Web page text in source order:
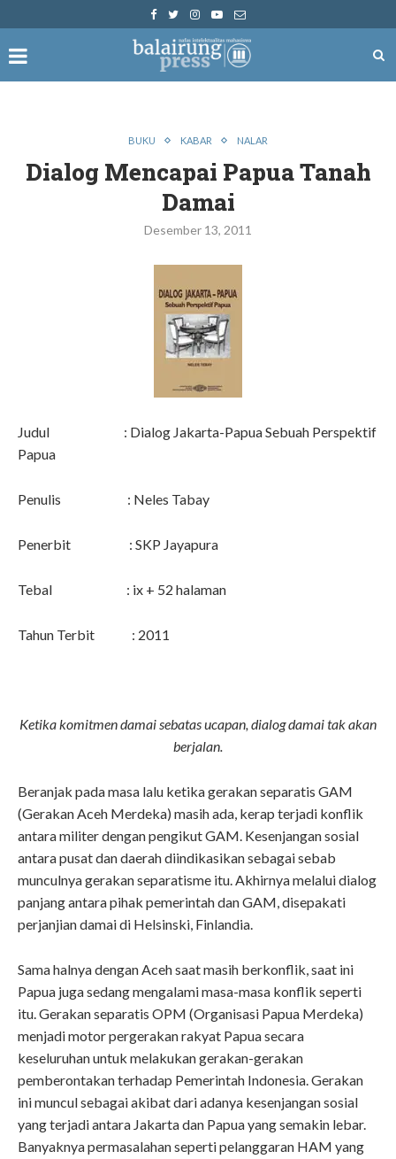
BUKU KABAR NALAR
Dialog Mencapai Papua Tanah
Damai
Desember 13, 2011
Judul : Dialog Jakarta-Papua Sebuah Perspektif
Papua
Penulis : Neles Tabay
Penerbit : SKP Jayapura
Tebal : ix + 52 halaman
Tahun Terbit : 2011
Ketika komitmen damai sebatas ucapan, dialog damai tak akan
berjalan.
Beranjak pada masa lalu ketika gerakan separatis GAM
(Gerakan Aceh Merdeka) masih ada, kerap terjadi konflik
antara militer dengan pengikut GAM. Kesenjangan sosial
antara pusat dan daerah diindikasikan sebagai sebab
munculnya gerakan separatisme itu. Akhirnya melalui dialog
panjang antara pihak pemerintah dan GAM, disepakati
perjanjian damai di Helsinski, Finlandia.
Sama halnya dengan Aceh saat masih berkonflik, saat ini
Papua juga sedang mengalami masa-masa konflik seperti
itu. Gerakan separatis OPM (Organisasi Papua Merdeka)
menjadi motor pergerakan rakyat Papua secara
keseluruhan untuk melakukan gerakan-gerakan
pemberontakan terhadap Pemerintah Indonesia. Gerakan
ini muncul sebagai akibat dari adanya kesenjangan sosial
yang terjadi antara Jakarta dan Papua yang semakin lebar.
Banyaknya permasalahan seperti pelanggaran HAM yang